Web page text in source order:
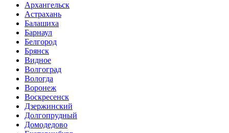
Архангельск
Астрахань
Балашиха
Барнаул
Белгород
Брянск
Видное
Волгоград
Вологда
Воронеж
Воскресенск
Дзержинский
Долгопрудный
Домодедово